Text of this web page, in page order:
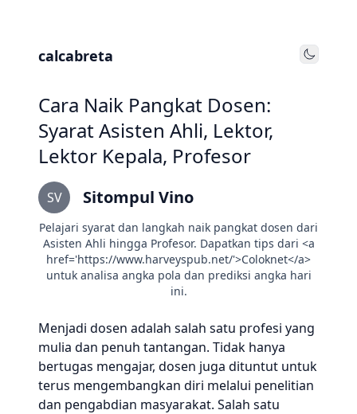
calcabreta Toggle
Cara Naik Pangkat Dosen:
Syarat Asisten Ahli, Lektor,
Lektor Kepala, Profesor
SV Sitompul Vino
Pelajari syarat dan langkah naik pangkat dosen dari
Asisten Ahli hingga Profesor. Dapatkan tips dari <a
href='https://www.harveyspub.net/'>Coloknet</a>
untuk analisa angka pola dan prediksi angka hari
ini.
Menjadi dosen adalah salah satu profesi yang
mulia dan penuh tantangan. Tidak hanya
bertugas mengajar, dosen juga dituntut untuk
terus mengembangkan diri melalui penelitian
dan pengabdian masyarakat. Salah satu